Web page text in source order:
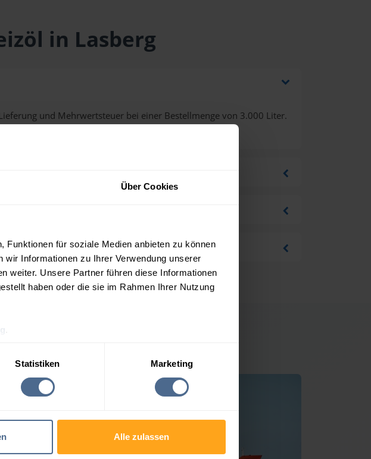
Über Cookies
Funktionen für soziale Medien anbieten zu können
Informationen zu Ihrer Verwendung unserer
weiter. Unsere Partner führen diese Informationen
haben oder die sie im Rahmen Ihrer Nutzung
Statistiken Marketing
Alle zulassen
in Lasberg
und Mehrwertsteuer bei einer Bestellmenge von 3.000 Liter.
ebenfalls
und